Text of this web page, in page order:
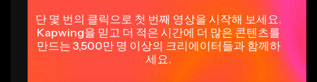
단 몇 번의 클릭으로 첫 번째 영상을 시작해 보세요.
Kapwing을 믿고 더 적은 시간에 더 많은 콘텐츠를
만드는 3,500만 명 이상의 크리에이터들과 함께하
세요.